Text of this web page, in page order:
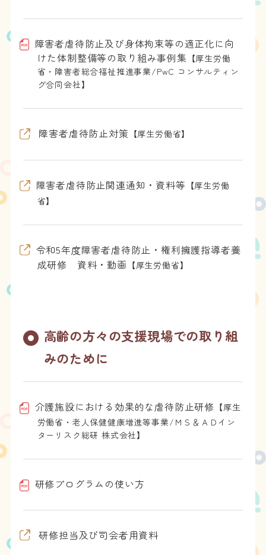
障害者虐待防止及び身体拘束等の適正化に向
けた体制整備等の取り組み事例集 【厚生労働
省・障害者総合福祉推進事業/PwC コンサルティン
グ合同会社】
障害者虐待防止対策 【厚生労働省】
障害者虐待防止関連通知・資料等 【厚生労働
省】
令和5年度障害者虐待防止・権利擁護指導者養
成研修 資料・動画 【厚生労働省】
高齢の方々の支援現場での取り組
みのために
介護施設における効果的な虐待防止研修 【厚生
労働省・老人保健健康増進等事業/ＭＳ＆ＡＤイン
ターリスク総研 株式会社】
研修プログラムの使い方
研修担当及び司会者用資料